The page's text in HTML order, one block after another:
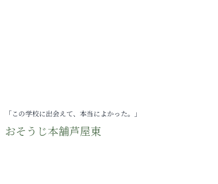
「この学校に出会えて、本当によかった。」
おそうじ本舗芦屋東